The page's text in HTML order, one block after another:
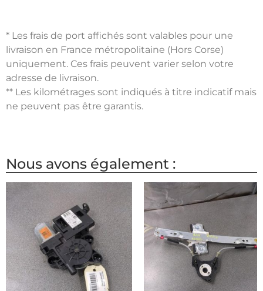
* Les frais de port affichés sont valables pour une
livraison en France métropolitaine (Hors Corse)
uniquement. Ces frais peuvent varier selon votre
adresse de livraison.
** Les kilométrages sont indiqués à titre indicatif mais
ne peuvent pas être garantis.
Nous avons également :